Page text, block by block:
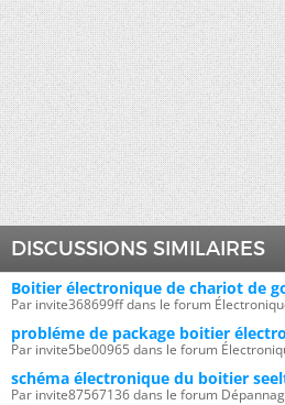
DISCUSSIONS SIMILAIRES
Boitier électronique de chariot de
Par invite368699ff dans le forum
probléme de package boitier
Par invite5be00965 dans le forum
schéma électronique du boitier
Par invite87567136 dans le forum